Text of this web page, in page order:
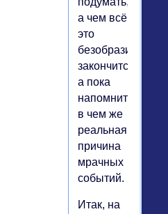
а чем всё
это
безобразие
закончится,
а пока
напомнить,
в чем же
реальная
причина
мрачных
событий.
Итак, на